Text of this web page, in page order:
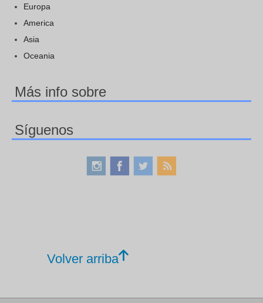
Europa
America
Asia
Oceania
Más info sobre
Síguenos
Volver arriba